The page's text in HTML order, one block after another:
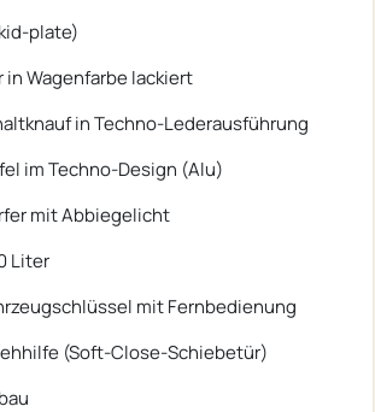
plate)
Wagenfarbe lackiert
in Techno-Lederausführung
im Techno-Design (Alu)
mit Abbiegelicht
Liter
mit Fernbedienung
(Soft-Close-Schiebetür)